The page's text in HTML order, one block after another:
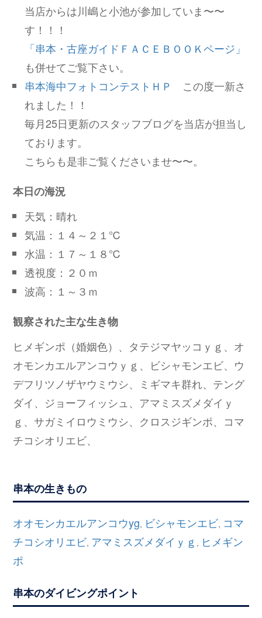
当店からは川嶋と小池が参加していま〜〜
す！！！
「串本・古座ガイドＦＡＣＥＢＯＯＫページ」
も併せてご覧下さい。
串本海中フォトコンテストＨＰ
この度一新さ
れました！！
毎月25日更新のスタッフブログを当店が担当し
ております。
こちらも是非ご覧くださいませ〜〜。
本日の海況
天気：晴れ
気温：１４～２１℃
水温：１７～１８℃
透視度：２０ｍ
波高：１～３ｍ
観察された主な生き物
ヒメギンポ（婚姻色）、タテジマヤッコｙｇ、オ
オモンカエルアンコウｙｇ、ビシャモンエビ、ウ
デフリツノザヤウミウシ、ミギマキ群れ、テング
ダイ、ジョーフィッシュ、アマミスズメダイｙ
ｇ、サガミイロウミウシ、クロスジギンポ、コマ
チコシオリエビ、
串本の生きもの
オオモンカエルアンコウyg, ビシャモンエビ, コマ
チコシオリエビ, アマミスズメダイｙｇ , ヒメギン
ポ
串本のダイビングポイント